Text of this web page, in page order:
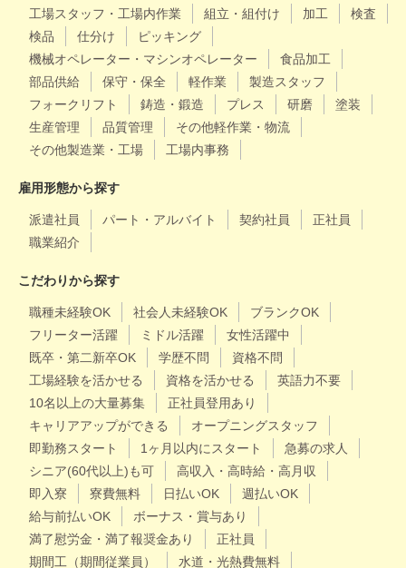
工場スタッフ・工場内作業 組立・組付け 加工
検査
検品
仕分け
ピッキング
機械オペレーター・マシンオペレーター
食品加工
部品供給
保守・保全 軽作業
製造スタッフ
フォークリフト
鋳造・鍛造 プレス 研磨
塗装
生産管理
品質管理
その他軽作業・物流
その他製造業・工場
工場内事務
雇用形態から探す
派遣社員 パート・アルバイト 契約社員
正社員
職業紹介
こだわりから探す
職種未経験OK 社会人未経験OK
ブランクOK
フリーター活躍
ミドル活躍
女性活躍中
既卒・第二新卒OK
学歴不問
資格不問
工場経験を活かせる
資格を活かせる
英語力不要
10名以上の大量募集
正社員登用あり
キャリアアップができる
オープニングスタッフ
即勤務スタート
1ヶ月以内にスタート
急募の求人
シニア(60代以上)も可
高収入・高時給・高月収
即入寮
寮費無料 日払いOK
週払いOK
給与前払いOK
ボーナス・賞与あり
満了慰労金・満了報奨金あり
正社員
期間工（期間従業員）
水道・光熱費無料